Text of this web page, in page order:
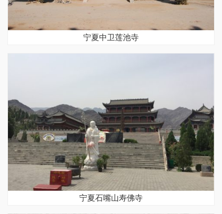
宁夏中卫莲池寺
宁夏石嘴山寿佛寺